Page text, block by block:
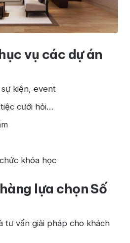
vụ các dự án
kiện, event
cưới hỏi…
khóa học
lựa chọn Số
tư vấn giải pháp cho khách